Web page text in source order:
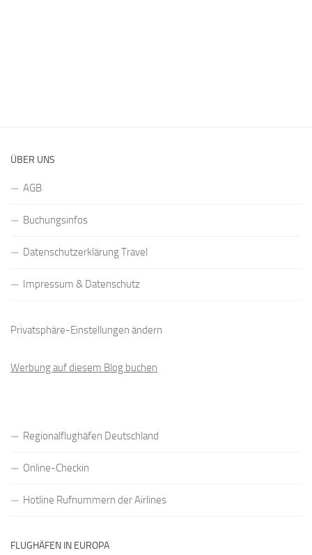
ÜBER UNS
AGB
Buchungsinfos
Datenschutzerklärung Travel
Impressum & Datenschutz
Privatsphäre-Einstellungen ändern
Werbung auf diesem Blog buchen
Regionalflughäfen Deutschland
Online-Checkin
Hotline Rufnummern der Airlines
FLUGHÄFEN IN EUROPA